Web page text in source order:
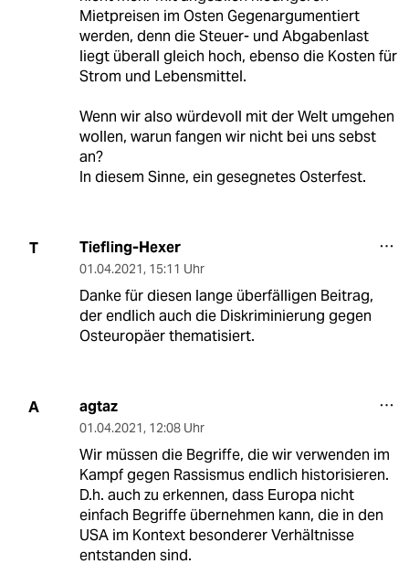
Mietpreisen im Osten Gegenargumentiert
werden, denn die Steuer- und Abgabenlast
liegt überall gleich hoch, ebenso die Kosten für
Strom und Lebensmittel.
Wenn wir also würdevoll mit der Welt umgehen
wollen, warun fangen wir nicht bei uns sebst
an?
In diesem Sinne, ein gesegnetes Osterfest.
T Tiefling-Hexer
01.04.2021, 15:11 Uhr
Danke für diesen lange überfälligen Beitrag,
der endlich auch die Diskriminierung gegen
Osteuropäer thematisiert.
A agtaz
01.04.2021, 12:08 Uhr
Wir müssen die Begriffe, die wir verwenden im
Kampf gegen Rassismus endlich historisieren.
D.h. auch zu erkennen, dass Europa nicht
einfach Begriffe übernehmen kann, die in den
USA im Kontext besonderer Verhältnisse
entstanden sind.